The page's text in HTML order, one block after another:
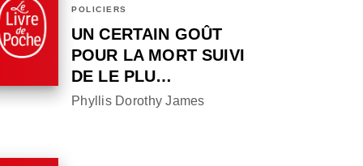
POLICIERS
UN CERTAIN GOÛT
POUR LA MORT SUIVI
DE LE PLU…
Phyllis Dorothy James